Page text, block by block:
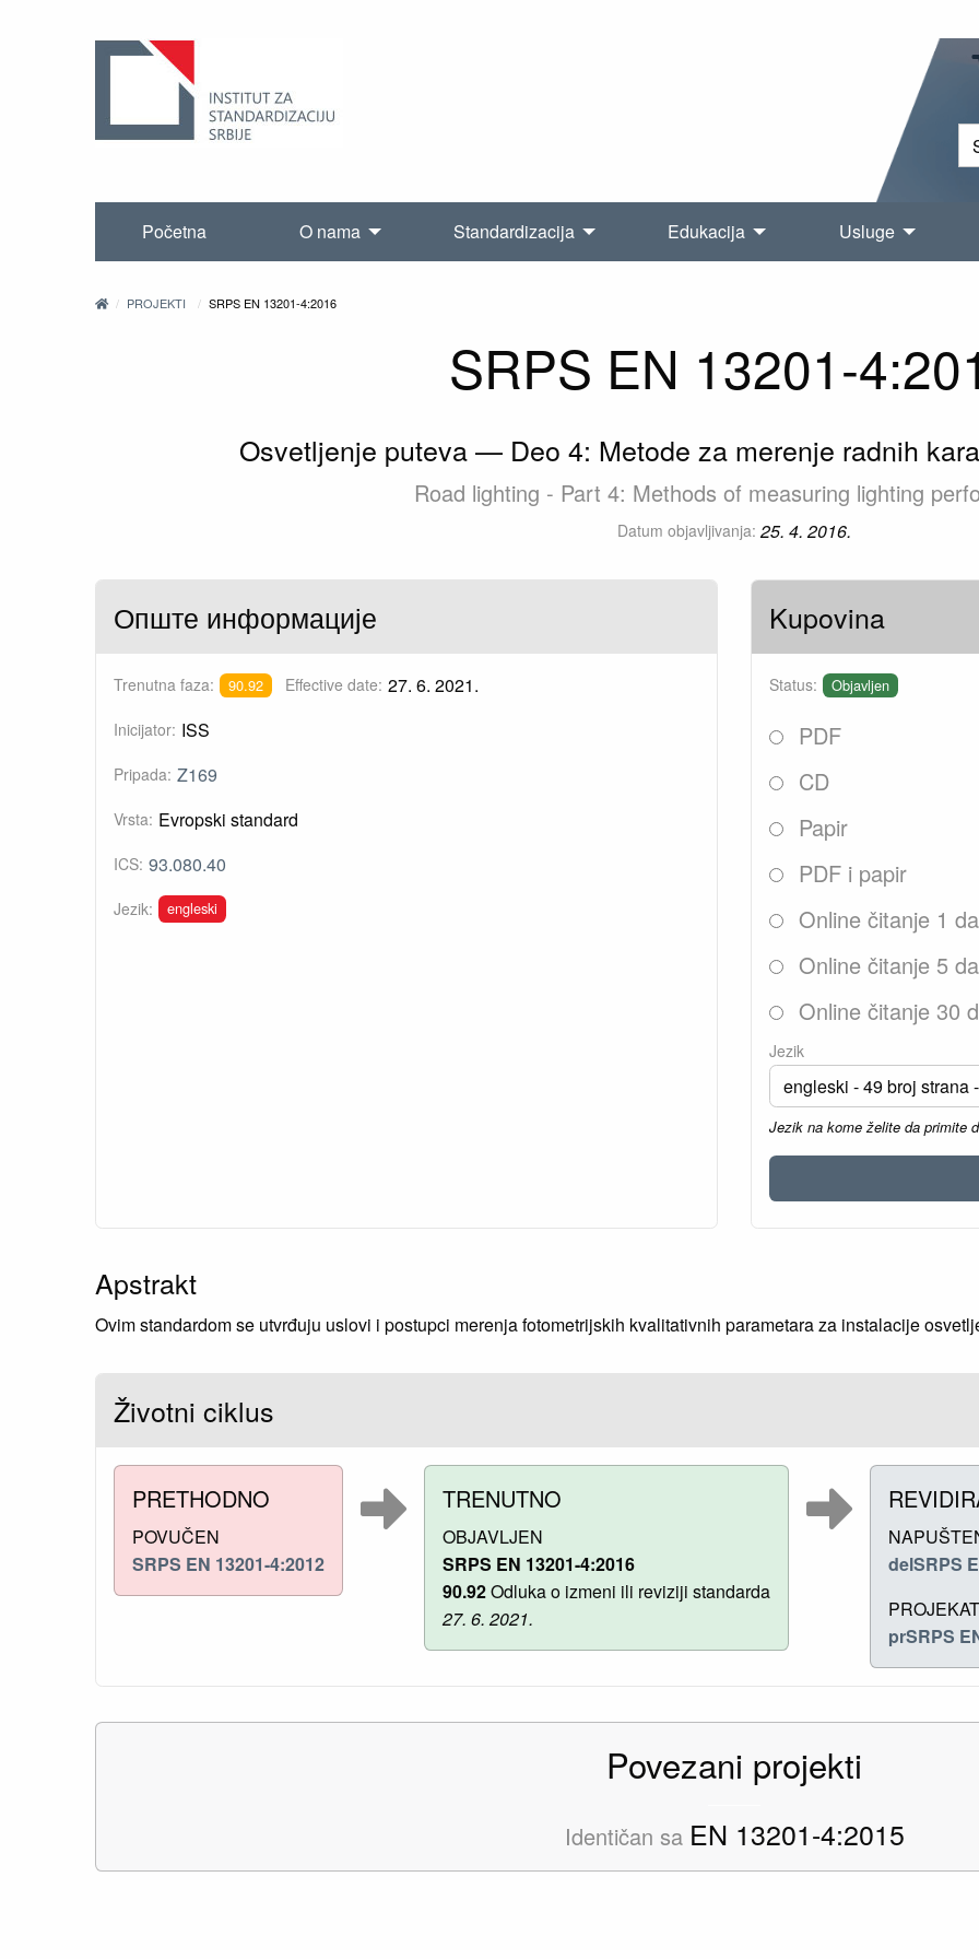
Početna O nama Standardizacija Edukacija Usluge
PROJEKTI SRPS EN 13201-4:2016
SRPS EN 13201-
Osvetljenje puteva — Deo 4: Metode za merenje radnih
Road lighting - Part 4: Methods of measuring lighting
Datum objavljivanja: 25. 4. 2016.
Опште информације
Trenutna faza: 90.92 Effective date: 27. 6. 2021.
Inicijator: ISS
Pripada: Z169
Vrsta: Evropski standard
ICS: 93.080.40
Jezik: engleski
Kupovina
Status: Objavljen
PDF
CD
Papir
PDF i papir
Online čitanje 1
Online čitanje 5
Online čitanje 30
Jezik
Jezik na kome želite da primite
Apstrakt
Ovim standardom se utvrđuju uslovi i postupci merenja fotometrijskih kvalitativnih parametara za instalacije
Životni ciklus
PRETHODNO
POVUČEN
SRPS EN 13201-4:2012
TRENUTNO
OBJAVLJEN
SRPS EN 13201-4:2016
90.92Odluka o izmeni ili reviziji standarda
27. 6. 2021.
delSRPS
PROJEKAT
prSRPS
Povezani projekti
Identičan sa EN 13201-4:2015